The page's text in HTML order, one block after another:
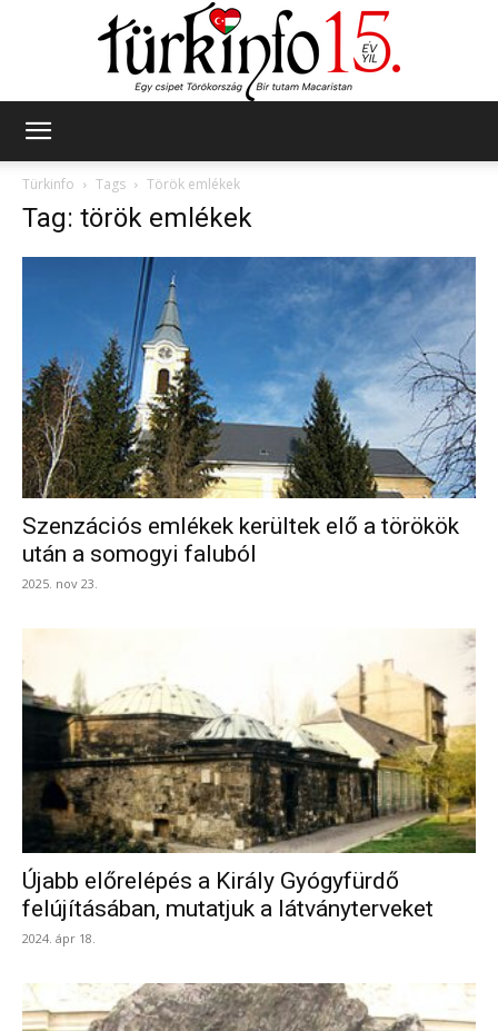
Türkinfo
Tags Török emlékek
Tag: török emlékek
Szenzációs emlékek kerültek elő a törökök
után a somogyi faluból
2025. nov 23.
Újabb előrelépés a Király Gyógyfürdő
felújításában, mutatjuk a látványterveket
2024. ápr 18.